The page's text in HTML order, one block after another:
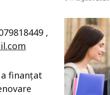
,
finanțat